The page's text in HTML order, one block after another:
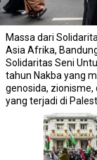
Massa dari
Asia Afrika,
Solidaritas Seni
tahun Nakba yang
genosida, zionisme,
yang terjadi di